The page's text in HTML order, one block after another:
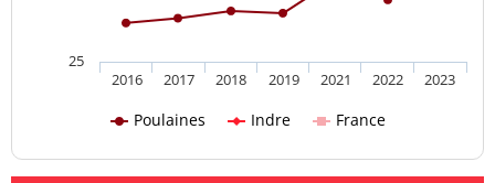
Poulaines Indre France
2016 2017 2018 2019 2021 2022 2023
25